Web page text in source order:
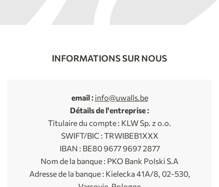
INFORMATIONS SUR NOUS
email : info@uwalls.be
Détails de l'entreprise :
Titulaire du compte : KLW Sp. z o.o.
SWIFT/BIC : TRWIBEB1XXX
IBAN : BE80 9677 9697 2877
Nom de la banque : PKO Bank Polski S.A
Adresse de la banque : Kielecka 41A/8, 02-530,